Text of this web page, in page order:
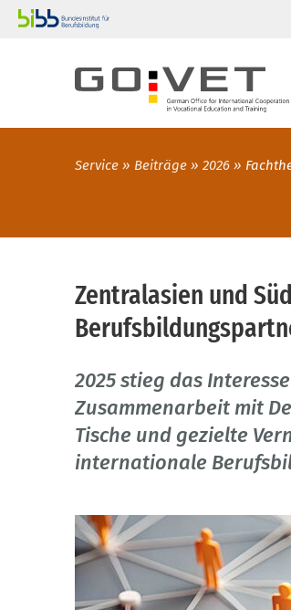
Service Beiträge 2026
Zentralasien und
2025 stieg das
Zusammenarbeit mit
Tische und gezielte
internationale